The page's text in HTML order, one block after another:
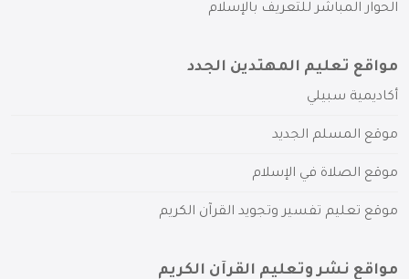
الحوار المباشر للتعريف بالإسلام
مواقع تعليم المهتدين الجدد
أكاديمية سبيلي
موقع المسلم الجديد
موقع الصلاة في الإسلام
موقع تعليم تفسير وتجويد القرآن الكريم
مواقع نشر وتعليم القرآن الكريم